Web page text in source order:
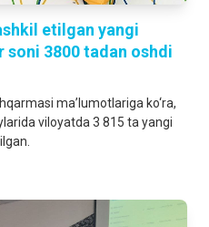
etilgan yangi
3800 tadan oshdi
ma’lumotlariga ko‘ra,
viloyatda 3 815 ta yangi